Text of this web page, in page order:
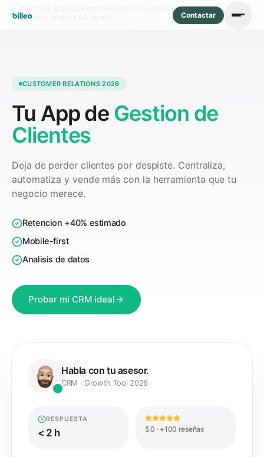
Contactar
PUNTO DE ATENCIÓN CERTIFICADO Y COLABORADOR SOCIAL DE LA
AGENCIA TRIBUTARIA (AEAT)
CUSTOMER RELATIONS 2026
Tu App de Gestion de
Clientes
Deja de perder clientes por despiste. Centraliza,
automatiza y vende más con la herramienta que tu
negocio merece.
Retencion +40% estimado
Mobile-first
Analisis de datos
Probar mi CRM ideal
Habla con tu asesor.
CRM · Growth Tool 2026
RESPUESTA
< 2 h 5.0 · +100 reseñas